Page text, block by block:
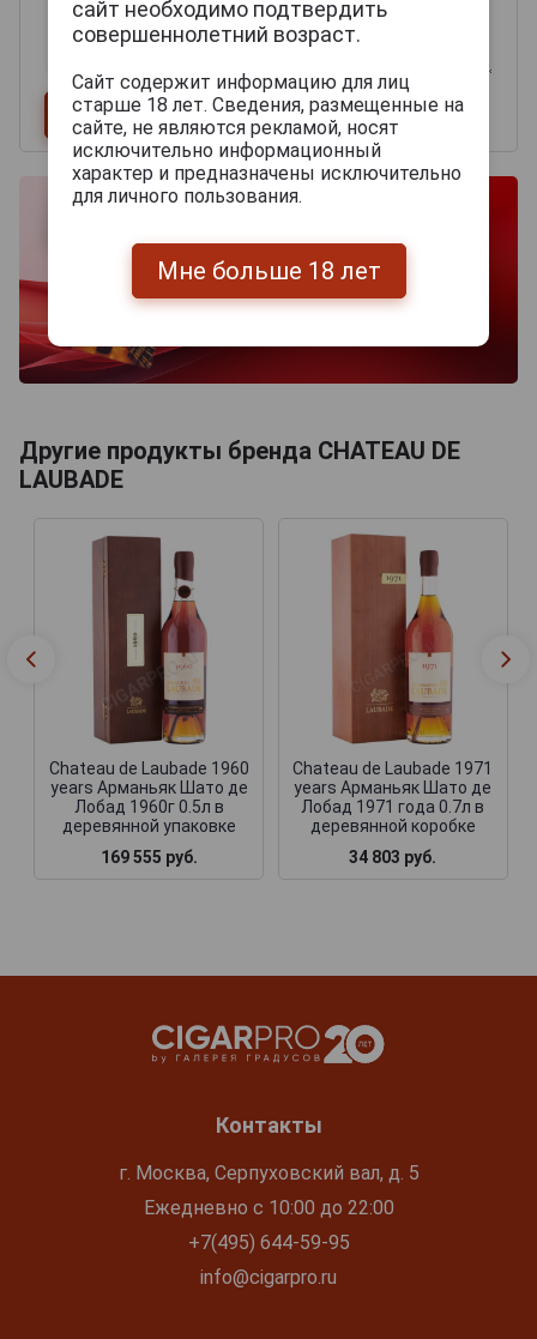
Другие продукты бренда CHATEAU DE
LAUBADE
Chateau de Laubade 1960
years Арманьяк Шато де
Лобад 1960г 0.5л в
деревянной упаковке
169 555 руб.
Chateau de Laubade 1971
years Арманьяк Шато де
Лобад 1971 года 0.7л в
деревянной коробке
34 803 руб.
Контакты
г. Москва, Серпуховский вал, д. 5
Ежедневно с 10:00 до 22:00
+7(495) 644-59-95
info@cigarpro.ru
сайт необходимо подтвердить
совершеннолетний возраст.
Сайт содержит информацию для лиц
старше 18 лет. Сведения, размещенные на
сайте, не являются рекламой, носят
исключительно информационный
характер и предназначены исключительно
для личного пользования.
Мне больше 18 лет